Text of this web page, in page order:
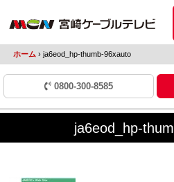
ホーム ›ja6eod_hp-thumb-96xauto
0800-300-8585
ja6eod_hp-